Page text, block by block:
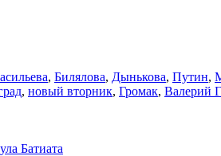
, Билялова, Дынькова, Путин,
, новый вторник, Громак, Валерий
Батиата